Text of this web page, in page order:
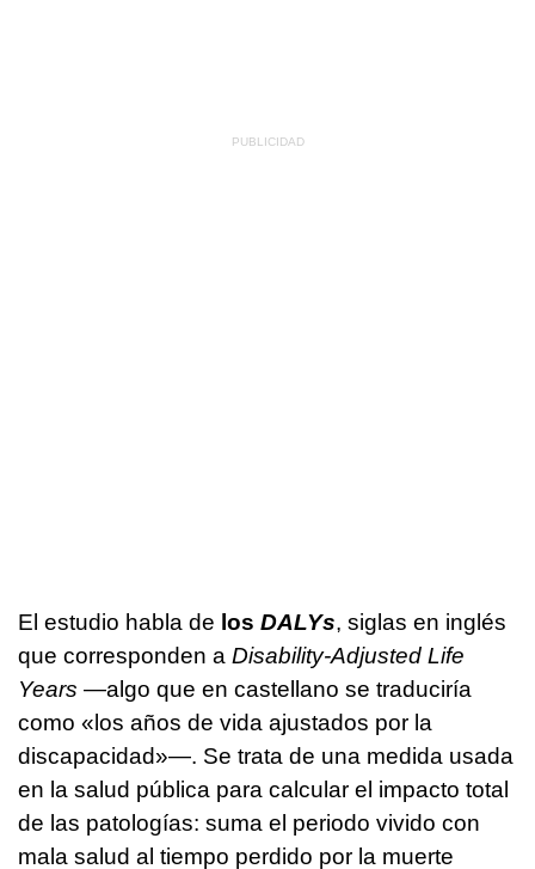
El estudio habla de los DALYs, siglas en inglés
que corresponden a Disability-Adjusted Life
Years —algo que en castellano se traduciría
como «los años de vida ajustados por la
discapacidad»—. Se trata de una medida usada
en la salud pública para calcular el impacto total
de las patologías: suma el periodo vivido con
mala salud al tiempo perdido por la muerte